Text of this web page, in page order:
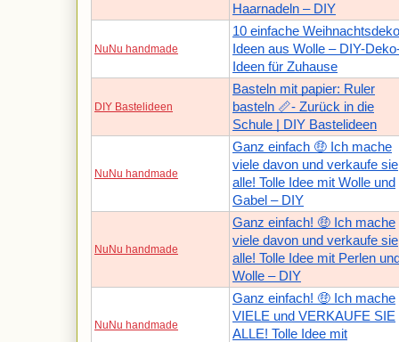
Haarnadeln – DIY
NuNu handmade
10 einfache
Ideen aus Wolle – DIY-
Ideen für Zuhause
DIY Bastelideen
Basteln mit papier: Ruler
basteln 📏- Zurück in die
Schule | DIY Bastelideen
NuNu handmade
Ganz einfach 🤑 Ich mache
viele davon und verkaufe sie
alle! Tolle Idee mit Wolle und
Gabel – DIY
NuNu handmade
Ganz einfach! 🤑 Ich mache
viele davon und verkaufe sie
alle! Tolle Idee mit Perlen
Wolle – DIY
NuNu handmade
Ganz einfach! 🤑 Ich mache
VIELE und VERKAUFE SIE
ALLE! Tolle Idee mit